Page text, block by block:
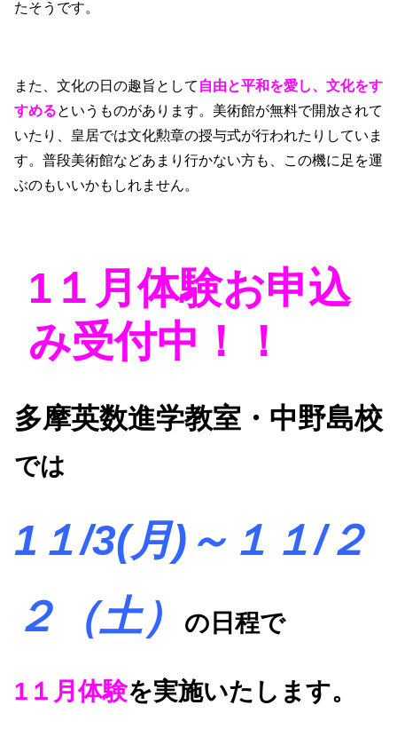
たそうです。
また、文化の日の趣旨として 自由と平和を愛し、文化をす
すめるというものがあります。美術館が無料で開放されて
いたり、皇居では文化勲章の授与式が行われたりしていま
す。普段美術館などあまり行かない方も、この機に足を運
ぶのもいいかもしれません。
1１月体験お申込
み受付中！！
多摩英数進学教室・中野島校
では
1１/3(月)～１１/２
２（土）
の日程で
1１月体験を実施いたします。